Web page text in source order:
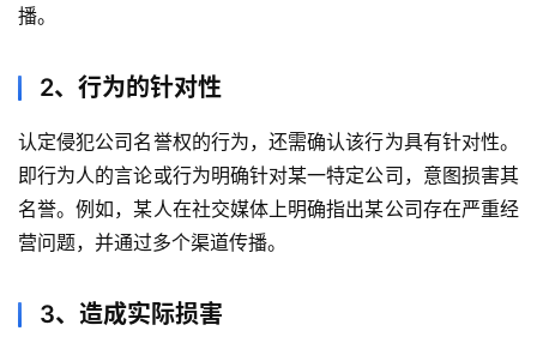
播。
2、行为的针对性
认定侵犯公司名誉权的行为，还需确认该行为具有针对性。
即行为人的言论或行为明确针对某一特定公司，意图损害其
名誉。例如，某人在社交媒体上明确指出某公司存在严重经
营问题，并通过多个渠道传播。
3、造成实际损害